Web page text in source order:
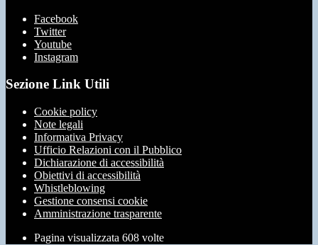
Facebook
Twitter
Youtube
Instagram
Sezione Link Utili
Cookie policy
Note legali
Informativa Privacy
Ufficio Relazioni con il Pubblico
Dichiarazione di accessibilità
Obiettivi di accessibilità
Whistleblowing
Gestione consensi cookie
Amministrazione trasparente
Pagina visualizzata 608 volte